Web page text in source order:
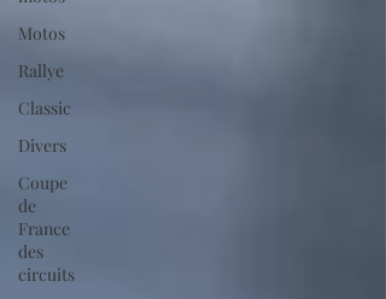
Motos
Rallye
Classic
Divers
Coupe
de
France
des
circuits